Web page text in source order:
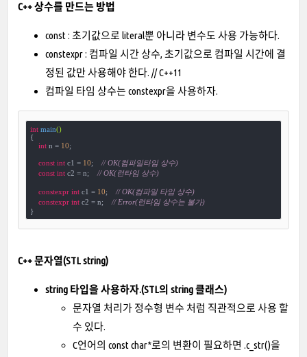
C++ 상수를 만드는 방법
const : 초기값으로 literal뿐 아니라 변수도 사용 가능하다.
constexpr : 컴파일 시간 상수, 초기값으로 컴파일 시간에 결
정된 값만 사용해야 한다. // C++11
컴파일 타임 상수는 constexpr을 사용하자.
int main()
{
int n = 10;
const int c1 = 10; // OK(컴파일타임 상수)
const int c2 = n; // OK(런타임 상수)
constexpr int c1 = 10; // OK(컴파일 타임 상수)
constexpr int c2 = n; // Error(런타임 상수는 불가)
}
C++ 문자열(STL string)
string 타입을 사용하자.(STL의 string 클래스)
문자열 처리가 정수형 변수 처럼 직관적으로 사용 할
수 있다.
C언어의 const char*로의 변환이 필요하면 .c_str()을